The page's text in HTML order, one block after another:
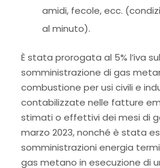
amidi, fecole, ecc.
al minuto).
È stata prorogata al 5% l’iva
somministrazione di gas
combustione per usi civili e
contabilizzate nelle fatture
stimati o effettivi dei mesi di
marzo 2023, nonché è stata
somministrazioni energia
gas metano in esecuzione di